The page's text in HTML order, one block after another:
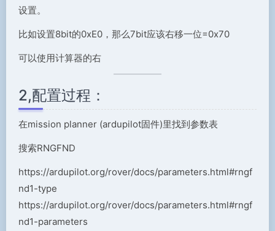
设置。
比如设置8bit的0xE0，那么7bit应该右移一位=0x70
可以使用计算器的右
2,配置过程：
在mission planner (ardupilot固件)里找到参数表
搜索RNGFND
https://ardupilot.org/rover/docs/parameters.html#rngf
nd1-type
https://ardupilot.org/rover/docs/parameters.html#rngf
nd1-parameters